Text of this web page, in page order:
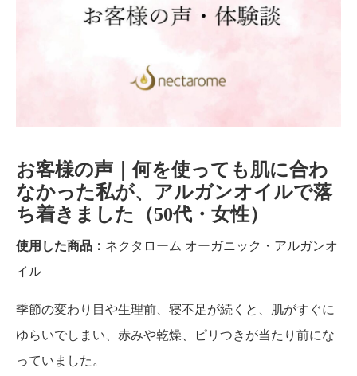
お客様の声｜何を使っても肌に合わ
なかった私が、アルガンオイルで落
ち着きました（50代・女性）
使用した商品： ネクタローム オーガニック・アルガンオ
イル
季節の変わり目や生理前、寝不足が続くと、肌がすぐに
ゆらいでしまい、赤みや乾燥、ピリつきが当たり前にな
っていました。